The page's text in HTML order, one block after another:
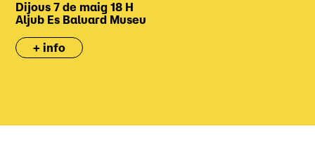
Dijous 7 de maig 18 H
Aljub Es Baluard Museu
+ info